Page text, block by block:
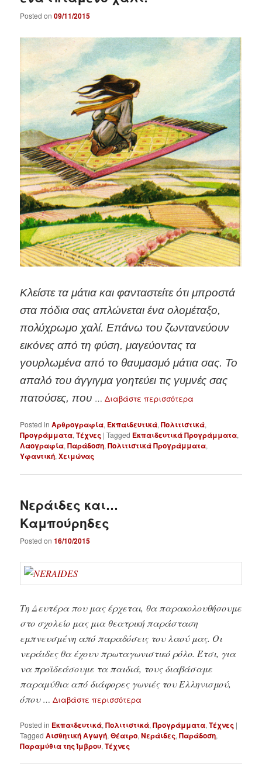
Posted on09/11/2015
Κλείστε τα μάτια και φανταστείτε ότι μπροστά
στα πόδια σας απλώνεται ένα ολομέταξο,
πολύχρωμο χαλί. Επάνω του ζωντανεύουν
εικόνες από τη φύση, μαγεύοντας τα
γουρλωμένα από το θαυμασμό μάτια σας. Το
απαλό του άγγιγμα γοητεύει τις γυμνές σας
πατούσες, που …Διαβάστε περισσότερα
Posted in Αρθρογραφία, Εκπαιδευτικά,Πολιτιστικά,
Προγράμματα,Τέχνες |Tagged Εκπαιδευτικά Προγράμματα,
Λαογραφία,Παράδοση,Πολιτιστικά Προγράμματα,
Υφαντική,Χειμώνας
Νεράιδες και…
Καμπούρηδες
Posted on16/10/2015
Τη Δευτέρα που μας έρχεται, θα παρακολουθήσουμε
στο σχολείο μας μια θεατρική παράσταση
εμπνευσμένη από παραδόσεις του λαού μας. Οι
νεράιδες θα έχουν πρωταγωνιστικό ρόλο. Έτσι, για
να προϊδεάσουμε τα παιδιά, τους διαβάσαμε
παραμύθια από διάφορες γωνιές του Ελληνισμού,
όπου …Διαβάστε περισσότερα
Posted in Εκπαιδευτικά,Πολιτιστικά,Προγράμματα,Τέχνες |
Tagged Αισθητική Αγωγή,Θέατρο,Νεράιδες,Παράδοση,
Παραμύθια της Ίμβρου,Τέχνες